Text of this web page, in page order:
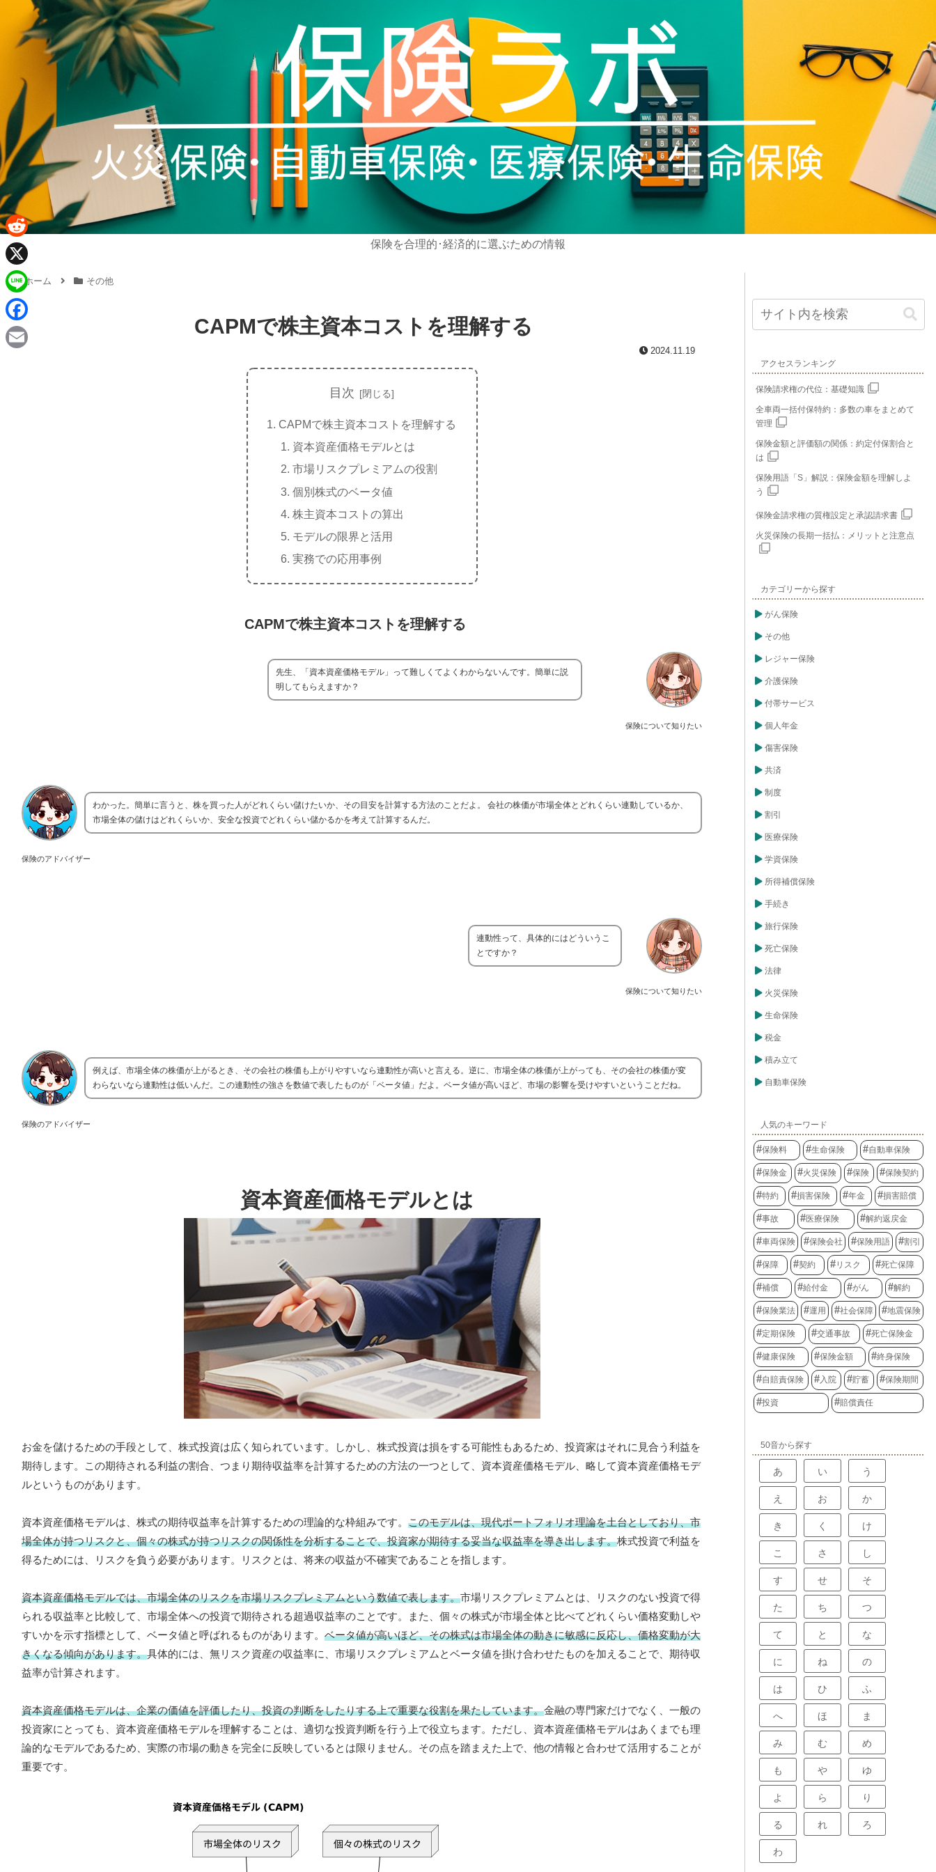
保険を合理的･経済的に選ぶための情報
ホーム その他
CAPMで株主資本コストを理解する
2024.11.19
目次
CAPMで株主資本コストを理解する
資本資産価格モデルとは
市場リスクプレミアムの役割
個別株式のベータ値
株主資本コストの算出
モデルの限界と活用
実務での応用事例
CAPMで株主資本コストを理解する
保険について知りたい
先生、「資本資産価格モデル」って難しくてよくわからないんです。簡単に説
明してもらえますか？
保険のアドバイザー
わかった。簡単に言うと、株を買った人がどれくらい儲けたいか、その目安を計算する方法のことだよ。 会社の株価が市場全体とどれくらい連動しているか、
市場全体の儲けはどれくらいか、安全な投資でどれくらい儲かるかを考えて計算するんだ。
保険について知りたい
連動性って、具体的にはどういうこ
とですか？
保険のアドバイザー
例えば、市場全体の株価が上がるとき、その会社の株価も上がりやすいなら連動性が高いと言える。逆に、市場全体の株価が上がっても、その会社の株価が変
わらないなら連動性は低いんだ。この連動性の強さを数値で表したものが「ベータ値」だよ。ベータ値が高いほど、市場の影響を受けやすいということだね。
資本資産価格モデルとは
お金を儲けるための手段として、株式投資は広く知られています。しかし、株式投資は損をする可能性もあるため、投資家はそれに見合う利益を
期待します。この期待される利益の割合、つまり期待収益率を計算するための方法の一つとして、資本資産価格モデル、略して資本資産価格モデ
ルというものがあります。
資本資産価格モデルは、株式の期待収益率を計算するための理論的な枠組みです。 このモデルは、現代ポートフォリオ理論を土台としており、市
場全体が持つリスクと、個々の株式が持つリスクの関係性を分析することで、投資家が期待する妥当な収益率を導き出します。株式投資で利益を
得るためには、リスクを負う必要があります。リスクとは、将来の収益が不確実であることを指します。
資本資産価格モデルでは、市場全体のリスクを市場リスクプレミアムという数値で表します。市場リスクプレミアムとは、リスクのない投資で得
られる収益率と比較して、市場全体への投資で期待される超過収益率のことです。また、個々の株式が市場全体と比べてどれくらい価格変動しや
すいかを示す指標として、ベータ値と呼ばれるものがあります。 ベータ値が高いほど、その株式は市場全体の動きに敏感に反応し、価格変動が大
きくなる傾向があります。具体的には、無リスク資産の収益率に、市場リスクプレミアムとベータ値を掛け合わせたものを加えることで、期待収
益率が計算されます。
資本資産価格モデルは、企業の価値を評価したり、投資の判断をしたりする上で重要な役割を果たしています。金融の専門家だけでなく、一般の
投資家にとっても、資本資産価格モデルを理解することは、適切な投資判断を行う上で役立ちます。ただし、資本資産価格モデルはあくまでも理
論的なモデルであるため、実際の市場の動きを完全に反映しているとは限りません。その点を踏まえた上で、他の情報と合わせて活用することが
重要です。
アクセスランキング
保険請求権の代位：基礎知識
全車両一括付保特約：多数の車をまとめて
管理
保険金額と評価額の関係：約定付保割合と
は
保険用語「S」解説：保険金額を理解しよ
う
保険金請求権の質権設定と承認請求書
火災保険の長期一括払：メリットと注意点
カテゴリーから探す
がん保険
その他
レジャー保険
介護保険
付帯サービス
個人年金
傷害保険
共済
制度
割引
医療保険
学資保険
所得補償保険
手続き
旅行保険
死亡保険
法律
火災保険
生命保険
税金
積み立て
自動車保険
人気のキーワード
保険料 生命保険 自動車保険
保険金 火災保険 保険 保険契約
特約 損害保険 年金 損害賠償
事故 医療保険 解約返戻金
車両保険 保険会社 保険用語 割引
保障 契約 リスク 死亡保障
補償 給付金 がん 解約
保険業法 運用 社会保障 地震保険
定期保険 交通事故 死亡保険金
健康保険 保険金額 終身保険
自賠責保険 入院 貯蓄 保険期間
投資 賠償責任
50音から探す
あ い う
え お か
き く け
こ さ し
す せ そ
た ち つ
て と な
に ね の
は ひ ふ
へ ほ ま
み む め
も や ゆ
よ ら り
る れ ろ
わ
R
e
d
d
i
X
L
n
F